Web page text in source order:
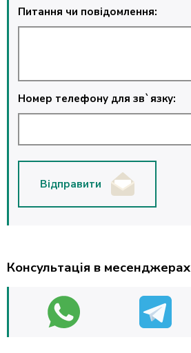
Питання чи повідомлення:
Номер телефону для зв`язку:
Відправити
Консультація в месенджерах